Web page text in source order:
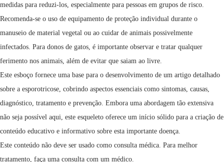
medidas para reduzi-los, especialmente para pessoas em grupos de risco.
Recomenda-se o uso de equipamento de proteção individual durante o
manuseio de material vegetal ou ao cuidar de animais possivelmente
infectados. Para donos de gatos, é importante observar e tratar qualquer
ferimento nos animais, além de evitar que saiam ao livre.
Este esboço fornece uma base para o desenvolvimento de um artigo detalhado
sobre a esporotricose, cobrindo aspectos essenciais como sintomas, causas,
diagnóstico, tratamento e prevenção. Embora uma abordagem tão extensiva
não seja possível aqui, este esqueleto oferece um início sólido para a criação de
conteúdo educativo e informativo sobre esta importante doença.
Este conteúdo não deve ser usado como consulta médica. Para melhor
tratamento, faça uma consulta com um médico.